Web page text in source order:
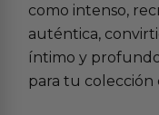
como intenso,
auténtica,
íntimo y
para tu colección